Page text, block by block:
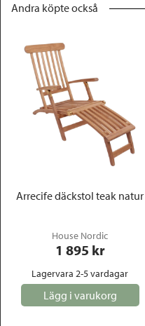
Andra köpte också
Arrecife däckstol teak natur
House Nordic
1 895 kr
Lagervara 2-5 vardagar
Lägg i varukorg